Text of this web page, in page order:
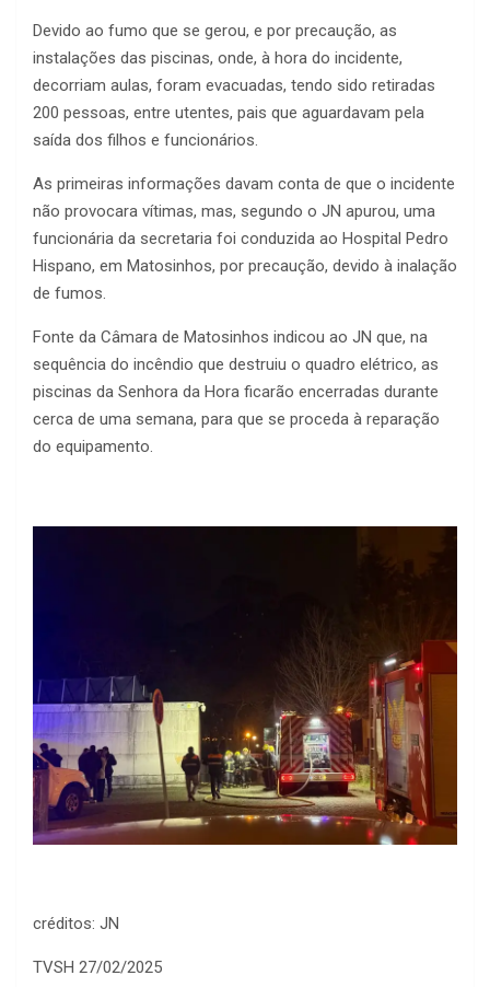
Devido ao fumo que se gerou, e por precaução, as
instalações das piscinas, onde, à hora do incidente,
decorriam aulas, foram evacuadas, tendo sido retiradas
200 pessoas, entre utentes, pais que aguardavam pela
saída dos filhos e funcionários.
As primeiras informações davam conta de que o incidente
não provocara vítimas, mas, segundo o JN apurou, uma
funcionária da secretaria foi conduzida ao Hospital Pedro
Hispano, em Matosinhos, por precaução, devido à inalação
de fumos.
Fonte da Câmara de Matosinhos indicou ao JN que, na
sequência do incêndio que destruiu o quadro elétrico, as
piscinas da Senhora da Hora ficarão encerradas durante
cerca de uma semana, para que se proceda à reparação
do equipamento.
créditos: JN
TVSH 27/02/2025